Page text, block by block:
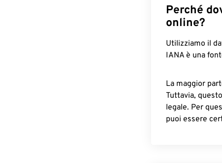
Perché
online?
Utilizziamo il
IANA è una
La maggior
Tuttavia,
legale. Per
puoi essere